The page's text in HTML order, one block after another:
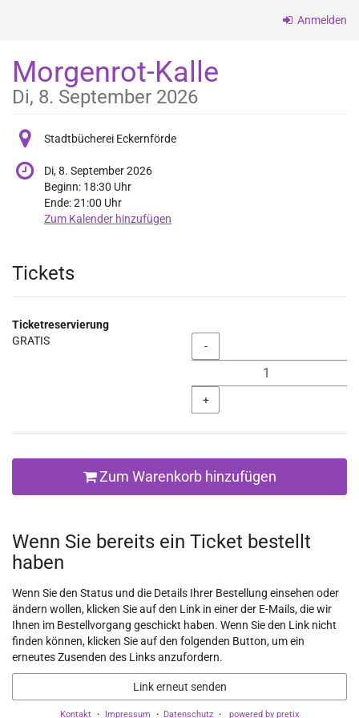
springen
Anmelden
Morgenrot-Kalle
Di, 8. September 2026
Stadtbücherei Eckernförde
Di, 8. September 2026
Beginn: 18:30 Uhr
Ende:21:00 Uhr
Zum Kalender hinzufügen
Produkte
Tickets
Ticketreservierung
GRATIS
Menge
-
+
Zum Warenkorb hinzufügen
Wenn Sie bereits ein Ticket bestellt
haben
Wenn Sie den Status und die Details Ihrer Bestellung einsehen oder
ändern wollen, klicken Sie auf den Link in einer der E-Mails, die wir
Ihnen im Bestellvorgang geschickt haben. Wenn Sie den Link nicht
finden können, klicken Sie auf den folgenden Button, um ein
erneutes Zusenden des Links anzufordern.
Link erneut senden
Kontakt Impressum Datenschutz powered by pretix